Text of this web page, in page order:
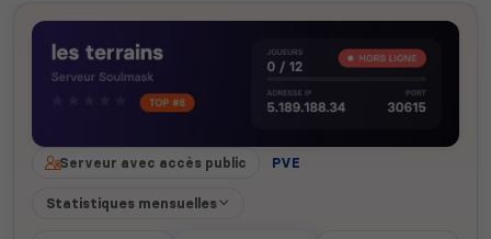
Serveur avec accès public PVE
Statistiques mensuelles